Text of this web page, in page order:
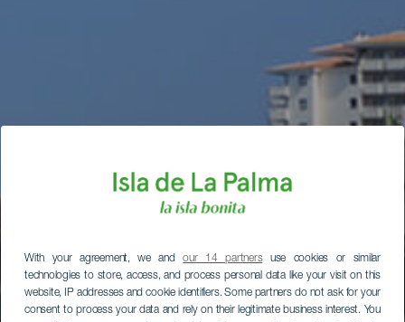
With your agreement, we andour 14 partnersuse cookies or similar
technologies to store, access, and process personal data like your visit on this
website, IP addresses and cookie identifiers. Some partners do not ask for your
consent to process your data and rely on their legitimate business interest. You